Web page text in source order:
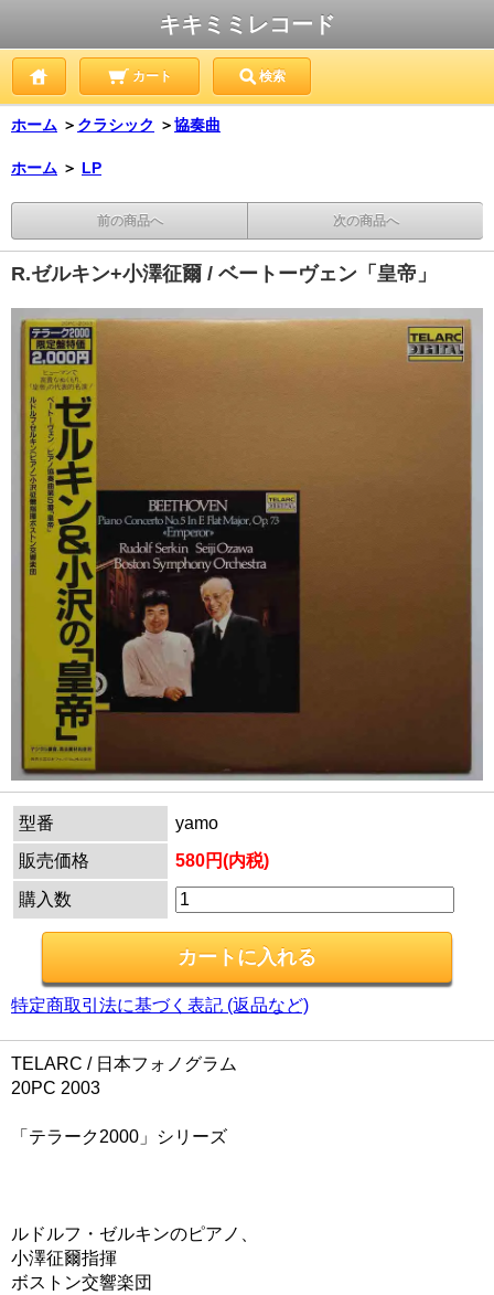
キキミミレコード
カート 検索
ホーム ＞ クラシック ＞協奏曲
ホーム ＞ LP
前の商品へ 次の商品へ
R.ゼルキン+小澤征爾 / ベートーヴェン「皇帝」
型番
yamo
販売価格
580円(内税)
購入数
特定商取引法に基づく表記 (返品など)
TELARC / 日本フォノグラム
20PC 2003
「テラーク2000」シリーズ
ルドルフ・ゼルキンのピアノ、
小澤征爾指揮
ボストン交響楽団